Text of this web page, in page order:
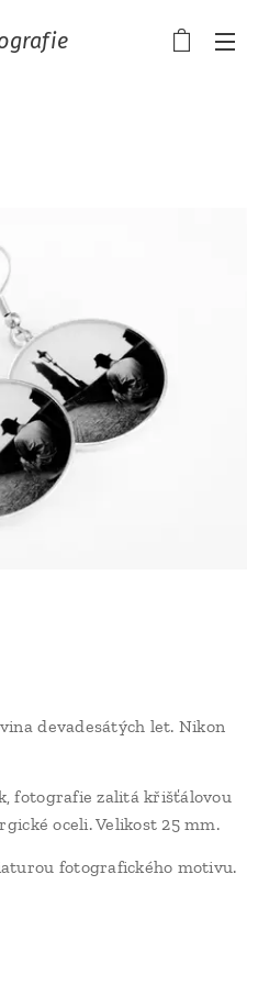
devadesátých let. Nikon
fotografie zalitá křišťálovou
oceli. Velikost 25 mm.
fotografického motivu.